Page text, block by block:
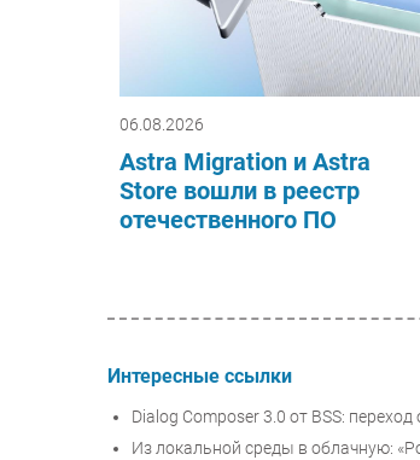
06.08.2026
Astra Migration и Astra
Store вошли в реестр
отечественного ПО
Интересные ссылки
Dialog Composer 3.0 от BSS:
Из локальной среды в облачную: